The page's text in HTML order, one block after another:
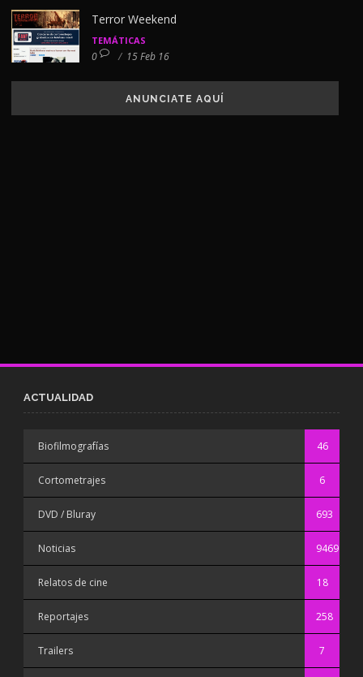
Terror Weekend
TEMÁTICAS
0 / 15 Feb 16
ANUNCIATE AQUÍ
ACTUALIDAD
Biofilmografías 46
Cortometrajes 6
DVD / Bluray 693
Noticias 9469
Relatos de cine 18
Reportajes 258
Trailers 7